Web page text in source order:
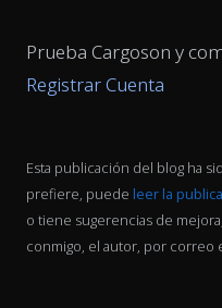
Prueba Cargoson y
Registrar Cuenta
Esta publicación del blog ha
prefiere, puede leer la
o tiene sugerencias de
conmigo, el autor, por correo